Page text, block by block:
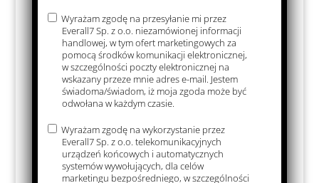
Wyrażam zgodę na przesyłanie mi przez
Everall7 Sp. z o.o. niezamówionej informacji
handlowej, w tym ofert marketingowych za
pomocą środków komunikacji elektronicznej,
w szczególności poczty elektronicznej na
wskazany przeze mnie adres e-mail. Jestem
świadoma/świadom, iż moja zgoda może być
odwołana w każdym czasie.
Wyrażam zgodę na wykorzystanie przez
Everall7 Sp. z o.o. telekomunikacyjnych
urządzeń końcowych i automatycznych
systemów wywołujących, dla celów
marketingu bezpośredniego, w szczególności